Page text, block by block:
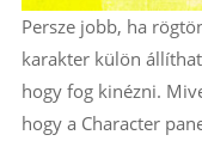
Persze jobb, ha
karakter külön
hogy fog kinézni.
hogy a Character